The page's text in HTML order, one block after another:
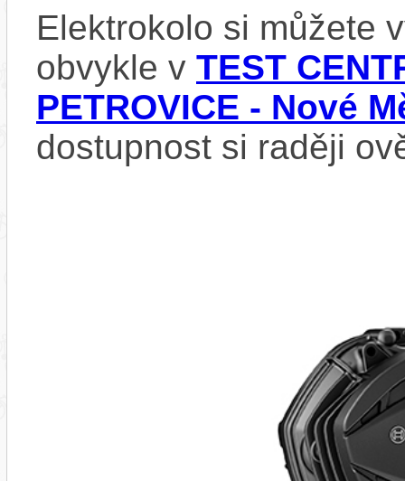
Elektrokolo si můžete
obvykle v TEST
PETROVICE - Nové
dostupnost si raději